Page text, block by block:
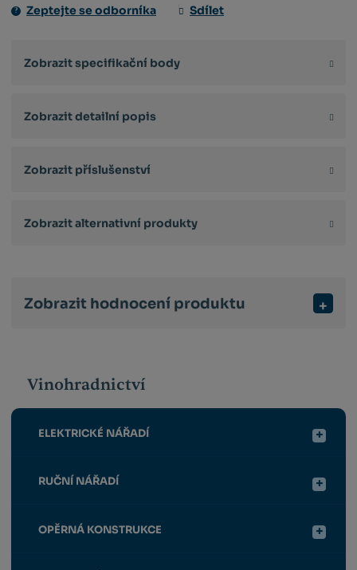
Zeptejte se odborníka Sdílet
Zobrazit specifikační body
Zobrazit detailní popis
Zobrazit příslušenství
Zobrazit alternativní produkty
Zobrazit hodnocení produktu
Vinohradnictví
ELEKTRICKÉ NÁŘADÍ
RUČNÍ NÁŘADÍ
OPĚRNÁ KONSTRUKCE